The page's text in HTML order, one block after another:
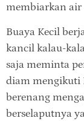
membiarkan air
Buaya Kecil
kancil kalau-
saja meminta
diam mengikuti
berenang
berselaputnya